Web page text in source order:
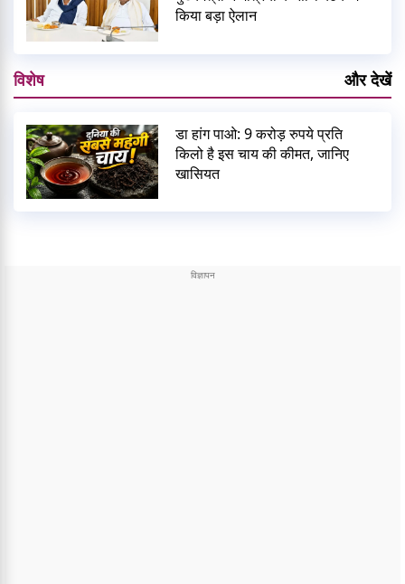
किया बड़ा ऐलान
विशेष और देखें
डा हांग पाओ: 9 करोड़ रुपये प्रति
किलो है इस चाय की कीमत, जानिए
खासियत